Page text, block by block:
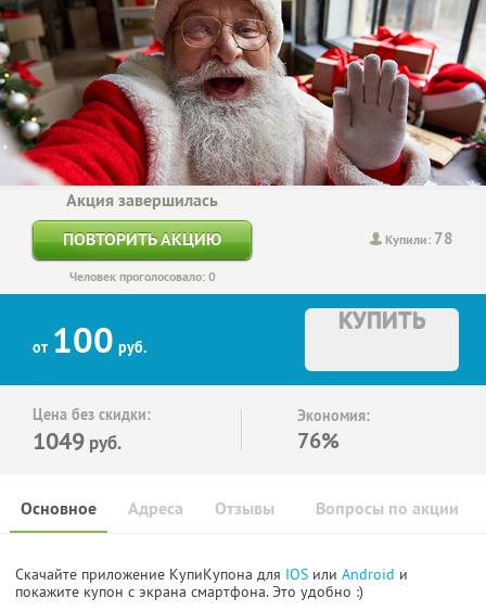
Купили: 78
Акция завершилась
ПОВТОРИТЬ АКЦИЮ
Человек проголосовало: 0
от 100 руб.
КУПИТЬ
Цена без скидки:
1049 руб.
Экономия:
76%
Основное Отзывы Вопросы по акции
Адреса
Скачайте приложение КупиКупона для IOS или Android и
покажите купон с экрана смартфона. Это удобно :)